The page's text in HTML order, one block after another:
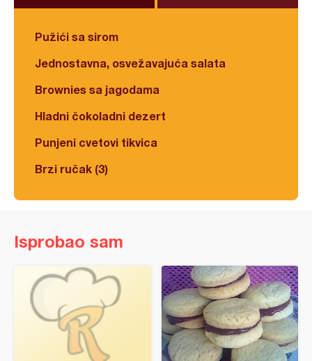
Pužići sa sirom
Jednostavna, osvežavajuća salata
Brownies sa jagodama
Hladni čokoladni dezert
Punjeni cvetovi tikvica
Brzi ručak (3)
Isprobao sam